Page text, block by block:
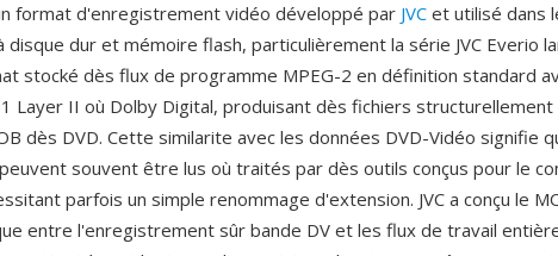
format d'enregistrement vidéo développé par JVC et utilisé dans
disque dur et mémoire flash, particulièrement la série JVC Everio
stocké dès flux de programme MPEG-2 en définition standard
Layer II où Dolby Digital, produisant dès fichiers structurellement
dès DVD. Cette similarite avec les données DVD-Vidéo signifie
souvent être lus où traités par dès outils conçus pour le
parfois un simple renommage d'extension. JVC a conçu le
entre l'enregistrement sûr bande DV et les flux de travail